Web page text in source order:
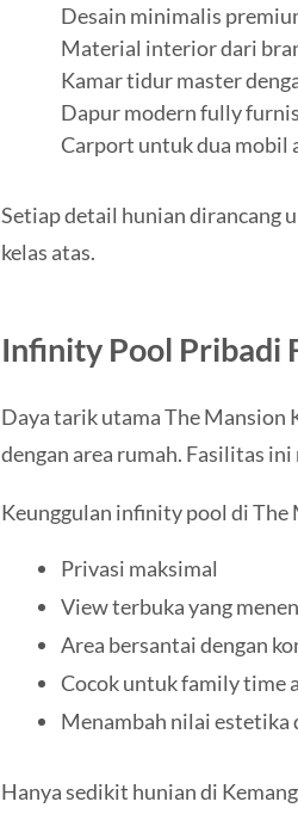
Desain minimalis
Material interior dari
Kamar tidur master
Dapur modern fully
Carport untuk dua mobil
Setiap detail hunian dirancang
kelas atas.
Infinity Pool Pribadi
Daya tarik utama The Mansion
dengan area rumah. Fasilitas
Keunggulan infinity pool di The
Privasi maksimal
View terbuka yang
Area bersantai dengan
Cocok untuk family time
Menambah nilai estetika
Hanya sedikit hunian di